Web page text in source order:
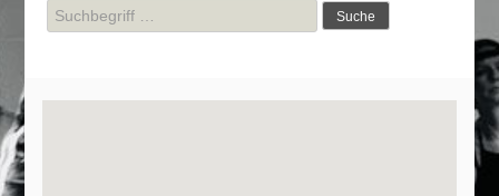
Suche
nach: